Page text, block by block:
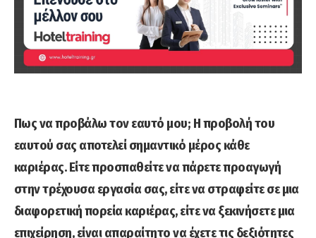
Πως να προβάλω τον εαυτό μου; Η προβολή του
εαυτού σας αποτελεί σημαντικό μέρος κάθε
καριέρας. Είτε προσπαθείτε να πάρετε προαγωγή
στην τρέχουσα εργασία σας, είτε να στραφείτε σε μια
διαφορετική πορεία καριέρας, είτε να ξεκινήσετε μια
επιχείρηση, είναι απαραίτητο να έχετε τις δεξιότητες